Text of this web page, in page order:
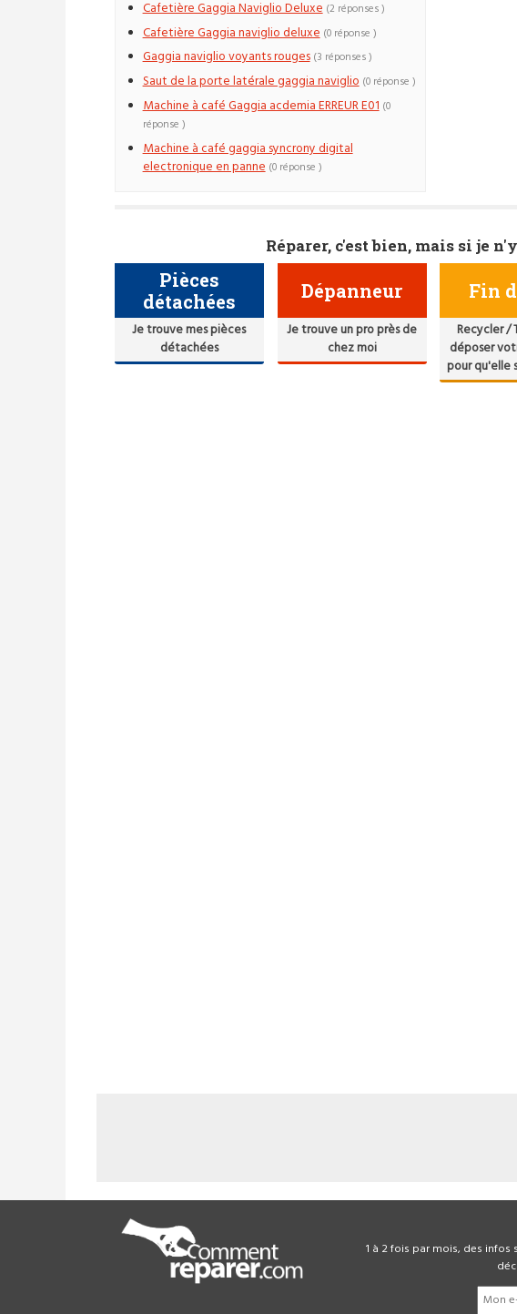
Cafetière Gaggia Naviglio Deluxe (2 réponses )
Cafetière Gaggia naviglio deluxe (0 réponse )
Gaggia naviglio voyants rouges (3 réponses )
Saut de la porte latérale gaggia naviglio (0 réponse )
Machine à café Gaggia acdemia ERREUR E01 (0
réponse )
Machine à café gaggia syncrony digital
electronique en panne (0 réponse )
Réparer, c'est bien, mais si je
Pièces
détachées
Je trouve mes pièces
détachées
Dépanneur
Je trouve un pro près de
chez moi
Fin
Recycler /
déposer
pour qu'elle
1 à 2 fois par mois, des